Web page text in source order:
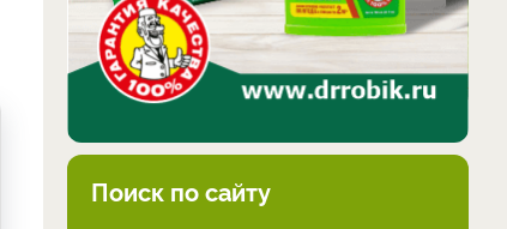
Поиск по сайту